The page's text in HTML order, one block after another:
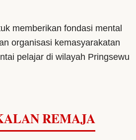
memberikan fondasi mental
organisasi kemasyarakatan
pelajar di wilayah Pringsewu
REMAJA